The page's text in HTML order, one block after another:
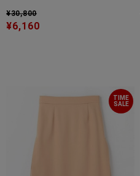
¥30,800
¥6,160
TIME
SALE